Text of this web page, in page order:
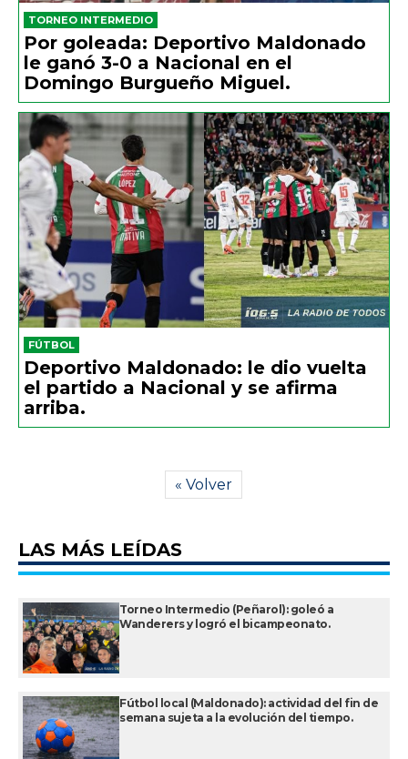
TORNEO INTERMEDIO
Por goleada: Deportivo Maldonado
le ganó 3-0 a Nacional en el
Domingo Burgueño Miguel.
FÚTBOL
Deportivo Maldonado: le dio vuelta
el partido a Nacional y se afirma
arriba.
« Volver
LAS MÁS LEÍDAS
Torneo Intermedio (Peñarol): goleó a
Wanderers y logró el bicampeonato.
Fútbol local (Maldonado): actividad del fin de
semana sujeta a la evolución del tiempo.